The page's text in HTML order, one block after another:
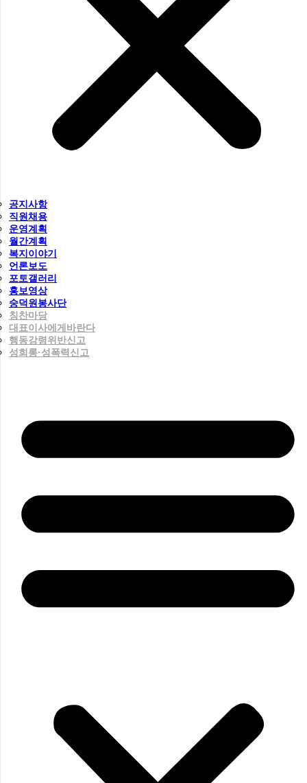
공지사항
직원채용
운영계획
월간계획
복지이야기
언론보도
포토갤러리
홍보영상
숭덕원봉사단
칭찬마당
대표이사에게바란다
행동강령위반신고
성희롱·성폭력신고